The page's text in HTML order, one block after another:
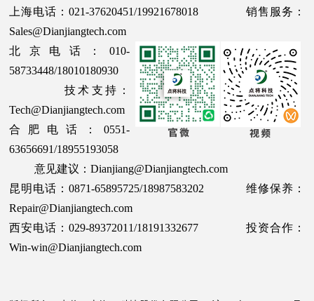
上海电话：021-37620451/19921678018 销售服务：
Sales@Dianjiangtech.com
北京电话：010-
58733448/18010180930
技术支持：
Tech@Dianjiangtech.com
合肥电话：0551-
63656691/18955193058
意见建议：Dianjiang@Dianjiangtech.com
昆明电话：0871-65895725/18987583202 维修保养：
Repair@Dianjiangtech.com
西安电话：029-89372011/18191332677 投资合作：
Win-win@Dianjiangtech.com